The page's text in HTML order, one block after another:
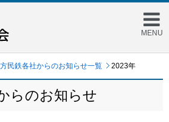
MENU
民鉄各社からのお知らせ一覧 2023年
らのお知らせ